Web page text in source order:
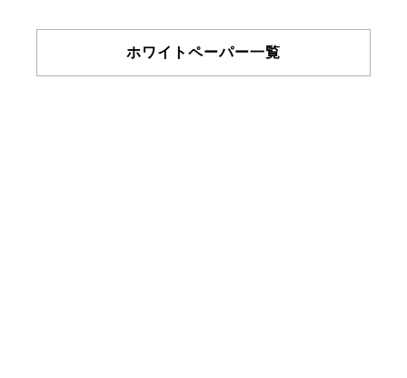
ホワイトペーパー一覧